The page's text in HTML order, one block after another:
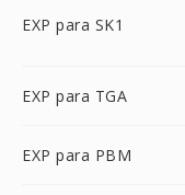
EXP para SK1
EXP para TGA
EXP para PBM